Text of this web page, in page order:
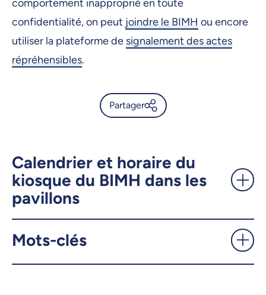
comportement inapproprié en toute
confidentialité, on peut joindre le BIMH ou encore
utiliser la plateforme de signalement des actes
répréhensibles.
Partager
UdeMnouvelles
Facebook
Copier le lien
Calendrier et horaire du
kiosque du BIMH dans les
pavillons
Mots-clés